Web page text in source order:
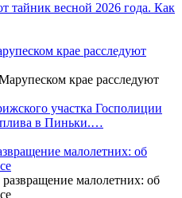
тайник весной 2026 года. Как
крае расследуют
участка Госполиции
в Пиньки.…
малолетних: об